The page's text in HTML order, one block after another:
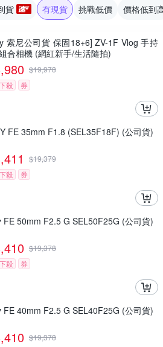
貨 有現貨 挑戰低價 價格低到
索尼公司貨 保固18+6] ZV-1F Vlog 手持
合相機 (網紅新手/生活隨拍)
$19,978
殺
券
FE 35mm F1.8 (SEL35F18F) (公司貨)
$19,379
殺
券
FE 50mm F2.5 G SEL50F25G (公司貨)
$19,378
殺
券
FE 40mm F2.5 G SEL40F25G (公司貨)
$19,378